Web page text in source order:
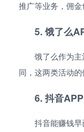
推广等业务，佣
5. 饿了么
饿了么作为
同，这两类活动
6. 抖音APP
抖音能赚钱